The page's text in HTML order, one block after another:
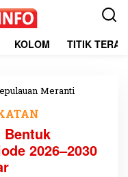
KOLOM TITIK
Meranti
A
Bentuk
2026–2030